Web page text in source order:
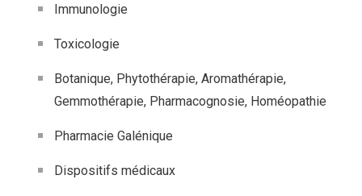
Immunologie
Toxicologie
Botanique, Phytothérapie, Aromathérapie,
Gemmothérapie, Pharmacognosie, Homéopathie
Pharmacie Galénique
Dispositifs médicaux